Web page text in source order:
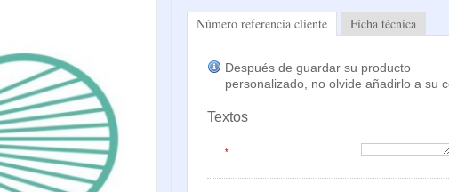
Número referencia cliente Ficha técnica
Después de guardar su producto
personalizado, no olvide añadirlo a su
Textos
*